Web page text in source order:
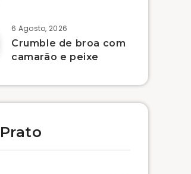
6 Agosto, 2026
Crumble de broa com
camarão e peixe